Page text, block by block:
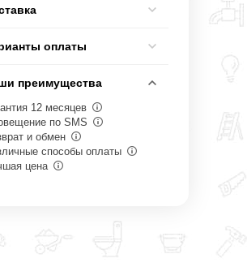
оплаты
преимущества
12 месяцев
по SMS
и обмен
способы оплаты
цена